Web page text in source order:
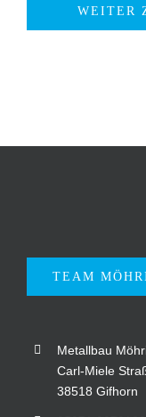
WEITER
TEAM
Metallbau
Carl-Miele
38518 Gifhorn